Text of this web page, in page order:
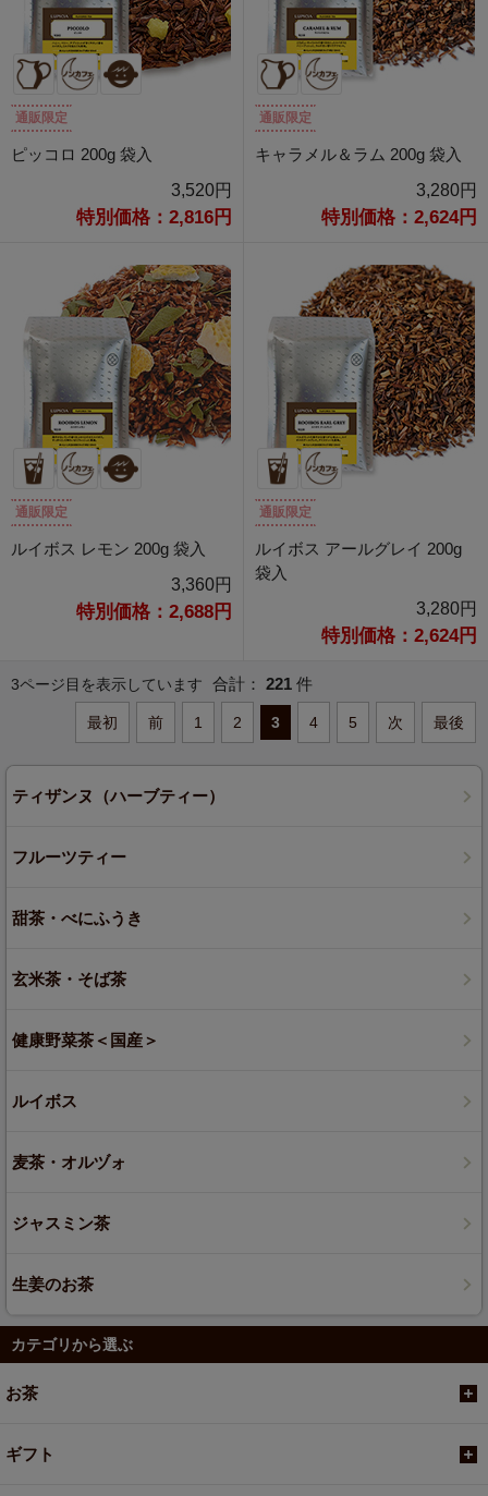
通販限定
ピッコロ 200g 袋入
3,520円
特別価格：2,816円
通販限定
キャラメル＆ラム 200g 袋入
3,280円
特別価格：2,624円
通販限定
ルイボス レモン 200g 袋入
3,360円
特別価格：2,688円
通販限定
ルイボス アールグレイ 200g
袋入
3,280円
特別価格：2,624円
3ページ目を表示しています 合計： 221 件
最初 前 1 2 3 4 5 次 最後
ティザンヌ（ハーブティー）
フルーツティー
甜茶・べにふうき
玄米茶・そば茶
健康野菜茶＜国産＞
ルイボス
麦茶・オルヅォ
ジャスミン茶
生姜のお茶
カテゴリから選ぶ
お茶
ギフト